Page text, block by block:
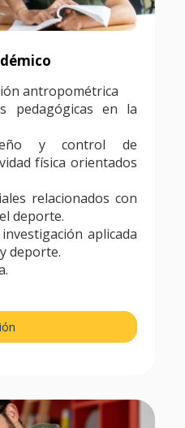
antropométrica
pedagógicas en la
y control de
física orientados
relacionados con
deporte.
aplicada
deporte.